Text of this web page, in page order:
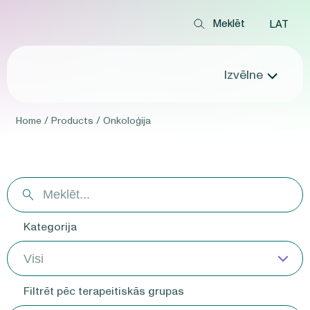
LAT
Izvēlne
Home / Products / Onkoloģija
Kategorija
Filtrēt pēc terapeitiskās grupas